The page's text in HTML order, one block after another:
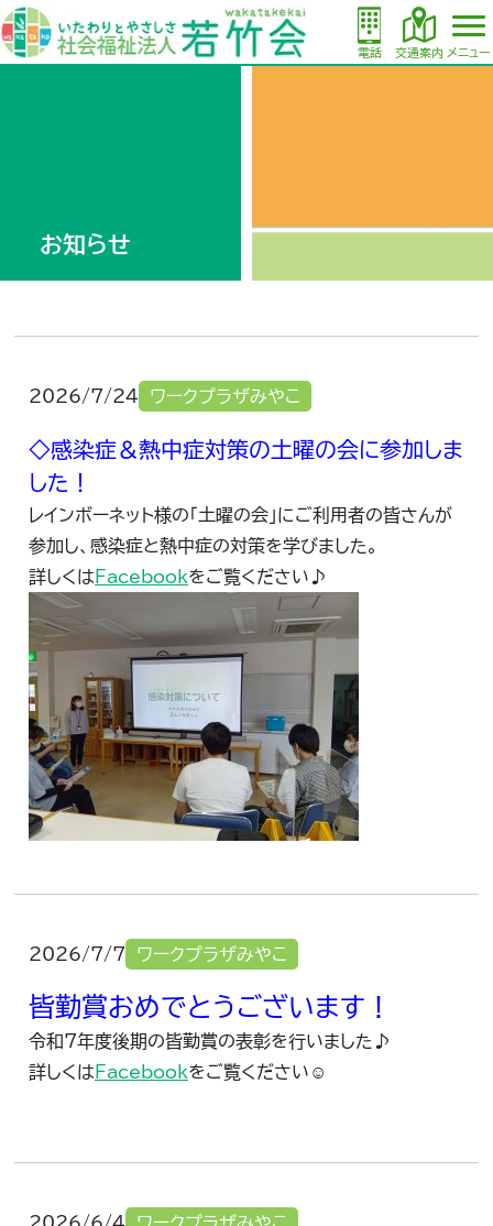
電話 交通案内 メニュー
お知らせ
2026/7/24 ワークプラザみやこ
◇感染症＆熱中症対策の土曜の会に参加しま
した！
レインボーネット様の「土曜の会」にご利用者の皆さんが
参加し、感染症と熱中症の対策を学びました。
詳しくは Facebookをご覧ください♪
2026/7/7 ワークプラザみやこ
皆勤賞おめでとうございます！
令和7年度後期の皆勤賞の表彰を行いました♪
詳しくは Facebookをご覧ください☺